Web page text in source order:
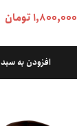
۱,۸۰۰,۰۰۰ تومان
افزودن به سبد